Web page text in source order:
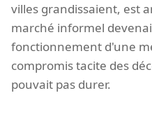
villes grandissaient, est
marché informel
fonctionnement d'une
compromis tacite des
pouvait pas durer.